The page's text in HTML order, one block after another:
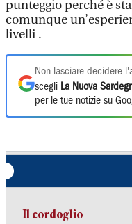
punteggio perché è
comunque
livelli .
Non lasciare decidere
scegli La Nuova
per le tue notizie su
Il cordoglio